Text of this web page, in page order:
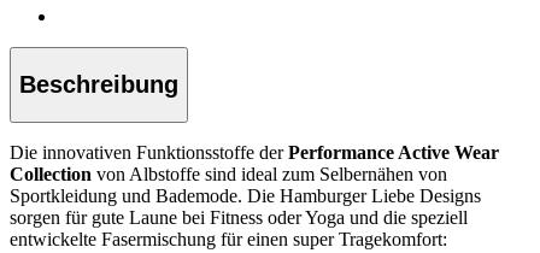
Beschreibung
Die innovativen Funktionsstoffe derPerformance Active Wear
Collection von Albstoffe sind ideal zum Selbernähen von
Sportkleidung und Bademode. Die Hamburger Liebe Designs
sorgen für gute Laune bei Fitness oder Yoga und die speziell
entwickelte Fasermischung für einen super Tragekomfort: